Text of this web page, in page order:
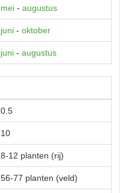
mei - augustus
juni - oktober
juni - augustus
0.5
10
8-12 planten (rij)
56-77 planten (veld)